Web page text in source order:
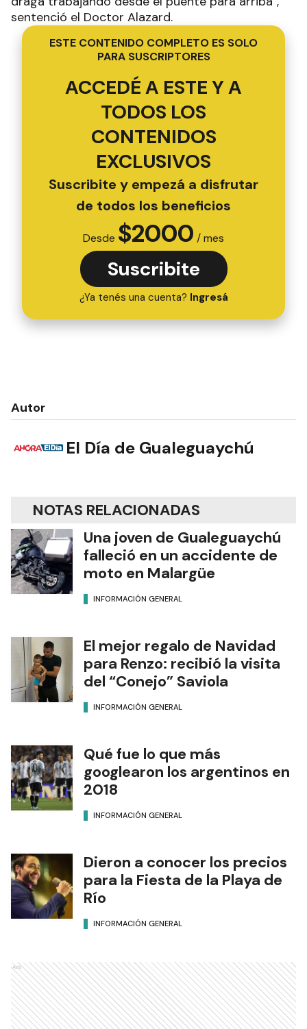
sentenció el Doctor Alazard.
ESTE CONTENIDO COMPLETO ES SOLO
PARA SUSCRIPTORES
ACCEDÉ A ESTE Y A
TODOS LOS
CONTENIDOS
EXCLUSIVOS
Suscribite y empezá a disfrutar
de todos los beneficios
Desde $2000 / mes
Suscribite
¿Ya tenés una cuenta? Ingresá
Autor
El Día de Gualeguaychú
NOTAS RELACIONADAS
Una joven de Gualeguaychú
falleció en un accidente de
moto en Malargüe
INFORMACIÓN GENERAL
El mejor regalo de Navidad
para Renzo: recibió la visita
del “Conejo” Saviola
INFORMACIÓN GENERAL
Qué fue lo que más
googlearon los argentinos en
2018
INFORMACIÓN GENERAL
Dieron a conocer los precios
para la Fiesta de la Playa de
Río
INFORMACIÓN GENERAL
Ads